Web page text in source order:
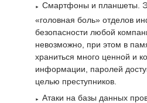
Смартфоны и планшеты.
«головная боль» отделов
безопасности любой
невозможно, при этом в
храниться много ценной и
информации, паролей
целью преступников.
Атаки на базы данных